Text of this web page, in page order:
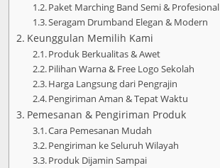
Paket Marching Band Semi & Profesional
Seragam Drumband Elegan & Modern
Keunggulan Memilih Kami
Produk Berkualitas & Awet
Pilihan Warna & Free Logo Sekolah
Harga Langsung dari Pengrajin
Pengiriman Aman & Tepat Waktu
Pemesanan & Pengiriman Produk
Cara Pemesanan Mudah
Pengiriman ke Seluruh Wilayah
Produk Dijamin Sampai